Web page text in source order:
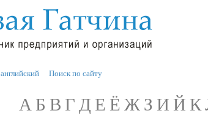
английский Поиск по сайту
АБ В ГД Е ЁЖЗ И Й К